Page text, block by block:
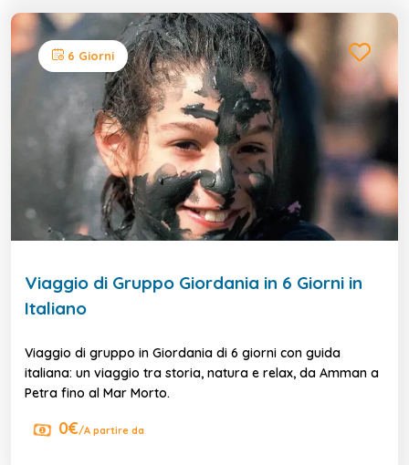
6 Giorni
Viaggio di Gruppo Giordania in 6 Giorni in
Italiano
Viaggio di gruppo in Giordania di 6 giorni con guida
italiana: un viaggio tra storia, natura e relax, da Amman a
Petra fino al Mar Morto.
0€/A partire da